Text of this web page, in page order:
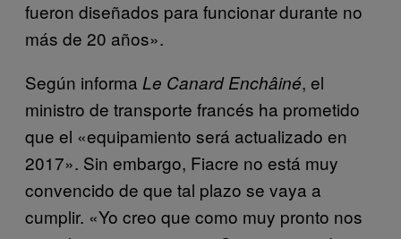
fueron diseñados para funcionar durante no
más de 20 años».
Según informa Le Canard Enchâiné, el
ministro de transporte francés ha prometido
que el «equipamiento será actualizado en
2017». Sin embargo, Fiacre no está muy
convencido de que tal plazo se vaya a
cumplir. «Yo creo que como muy pronto nos